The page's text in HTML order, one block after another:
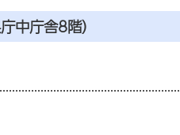
中庁舎8階）